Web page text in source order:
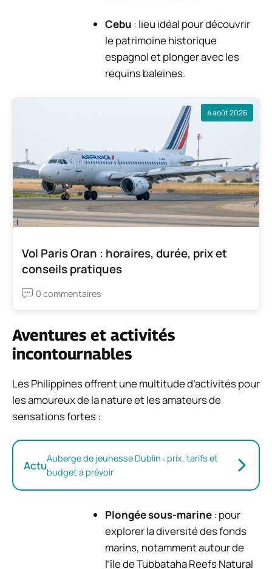
Cebu : lieu idéal pour découvrir
le patrimoine historique
espagnol et plonger avec les
requins baleines.
4 août 2026
Vol Paris Oran : horaires, durée, prix et
conseils pratiques
0 commentaires
Aventures et activités
incontournables
Les Philippines offrent une multitude d’activités pour
les amoureux de la nature et les amateurs de
sensations fortes :
ActuAuberge de jeunesse Dublin : prix, tarifs et
budget à prévoir
Plongée sous-marine: pour
explorer la diversité des fonds
marins, notamment autour de
l’île de Tubbataha Reefs Natural